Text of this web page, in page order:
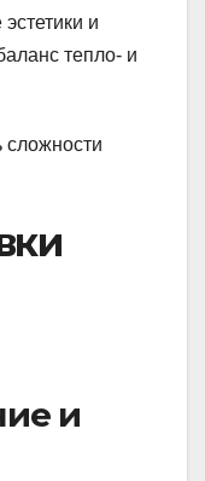
и
тепло- и
сложности
и